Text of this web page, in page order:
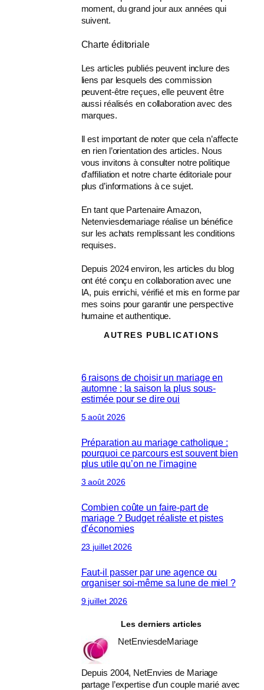
moment, du grand jour aux années qui
suivent.
Charte éditoriale
Les articles publiés peuvent inclure des
liens par lesquels des commission
peuvent-être reçues, elle peuvent être
aussi réalisés en collaboration avec des
marques.
Il est important de noter que cela n’affecte
en rien l’orientation des articles. Nous
vous invitons à consulter notre politique
d’affiliation et notre charte éditoriale pour
plus d’informations à ce sujet.
En tant que Partenaire Amazon,
Netenviesdemariage réalise un bénéfice
sur les achats remplissant les conditions
requises.
Depuis 2024 environ, les articles du blog
ont été conçu en collaboration avec une
IA, puis enrichi, vérifié et mis en forme par
mes soins pour garantir une perspective
humaine et authentique.
AUTRES PUBLICATIONS
6 raisons de choisir un mariage en
automne : la saison la plus sous-
estimée pour se dire oui
5 août 2026
Préparation au mariage catholique :
pourquoi ce parcours est souvent bien
plus utile qu’on ne l’imagine
3 août 2026
Combien coûte un faire-part de
mariage ? Budget réaliste et pistes
d’économies
23 juillet 2026
Faut-il passer par une agence ou
organiser soi-même sa lune de miel ?
9 juillet 2026
Les derniers articles
NetEnviesdeMariage
Depuis 2004, NetEnvies de Mariage
partage l’expertise d’un couple marié avec